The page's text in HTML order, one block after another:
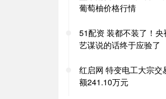
葡萄柚价格行情
51配资 装都不装了！
艺谋说的话终于应验了
红启网 特变电工大宗交
额241.10万元